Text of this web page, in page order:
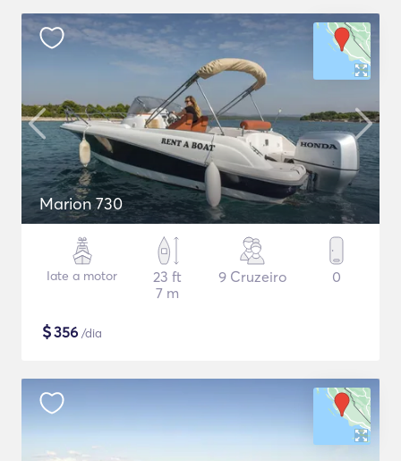
Marion 730
Iate a motor
23 ft
7 m
9 Cruzeiro 0
$356 /dia